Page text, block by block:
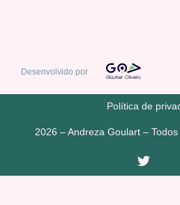
Desenvolvido por
Política de
2026 – Andreza Goulart –